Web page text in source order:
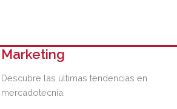
Marketing
Descubre las últimas tendencias en
mercadotecnia.